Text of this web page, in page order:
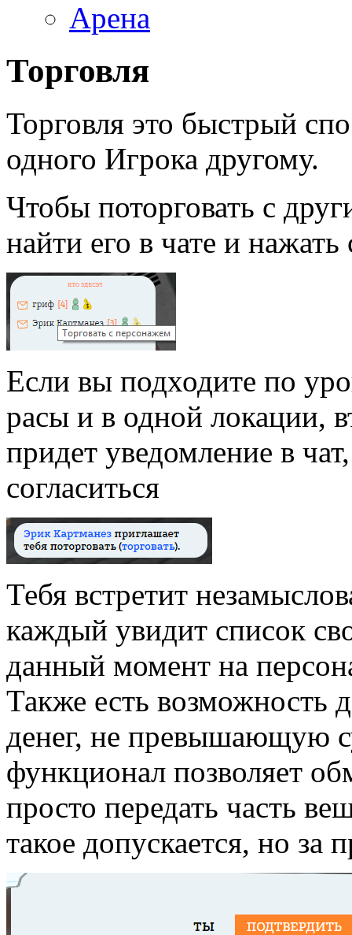
Арена
Торговля
Торговля это быстрый
одного Игрока другому.
Чтобы поторговать с
найти его в чате и
Если вы подходите по
расы и в одной локации,
придет уведомление в
согласиться
Тебя встретит
каждый увидит список
данный момент на
Также есть возможность
денег, не превышающую
функционал позволяет
просто передать часть
такое допускается, но за